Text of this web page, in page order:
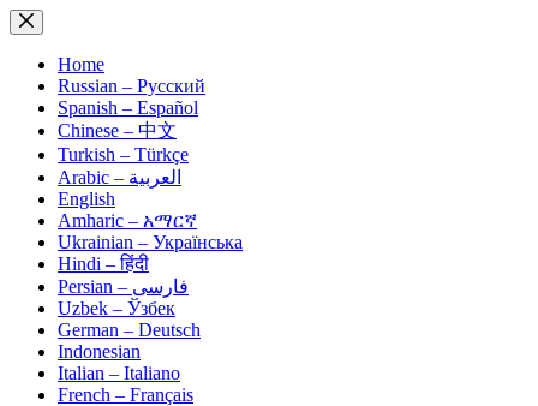
Skip
to
contentHome
Russian – Русский
Spanish – Español
Chinese – 中文
Turkish – Türkçe
Arabic – العربية
English
Amharic – አማርኛ
Ukrainian – Українська
Hindi – हिंदी
Persian – فارسی
Uzbek – Ўзбек
German – Deutsch
Indonesian
Italian – Italiano
French – Français